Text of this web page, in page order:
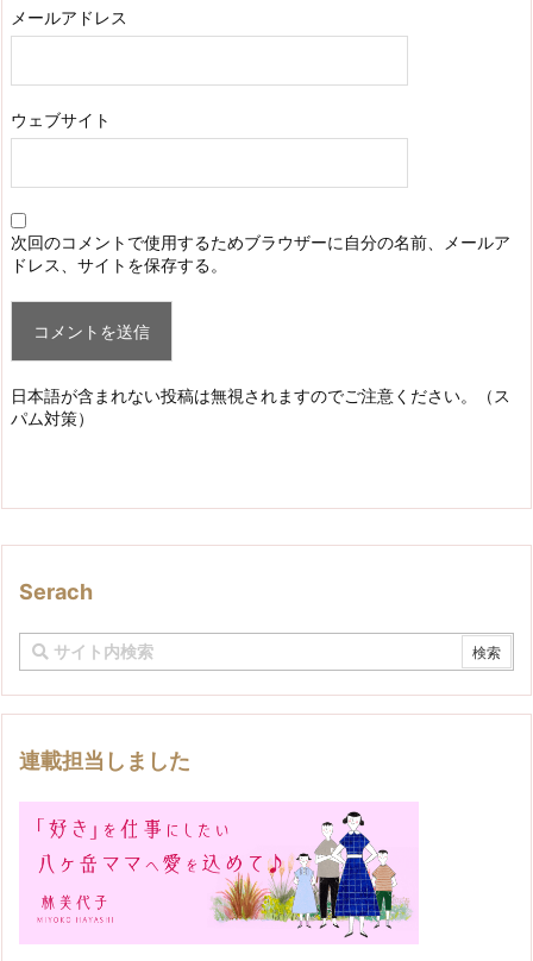
メールアドレス
ウェブサイト
次回のコメントで使用するためブラウザーに自分の名前、メールア
ドレス、サイトを保存する。
日本語が含まれない投稿は無視されますのでご注意ください。（ス
パム対策）
Serach
連載担当しました